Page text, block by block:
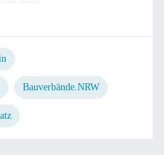
Bauverbände.NRW